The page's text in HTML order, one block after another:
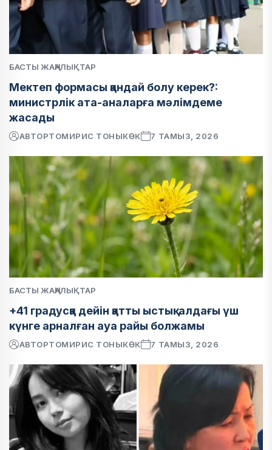
БАСТЫ ЖАҢАЛЫҚТАР
Мектеп формасы қандай болу керек?:
министрлік ата-аналарға мәлімдеме
жасады
АВТОРТОМИРИС ТОНЫКӨК 7 ТАМЫЗ, 2026
БАСТЫ ЖАҢАЛЫҚТАР
+41 градусқа дейін қатты ыстық: алдағы үш
күнге арналған ауа райы болжамы
АВТОРТОМИРИС ТОНЫКӨК 7 ТАМЫЗ, 2026